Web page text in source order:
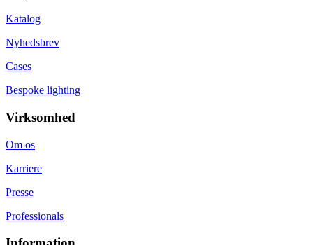
Katalog
Nyhedsbrev
Cases
Bespoke lighting
Virksomhed
Om os
Karriere
Presse
Professionals